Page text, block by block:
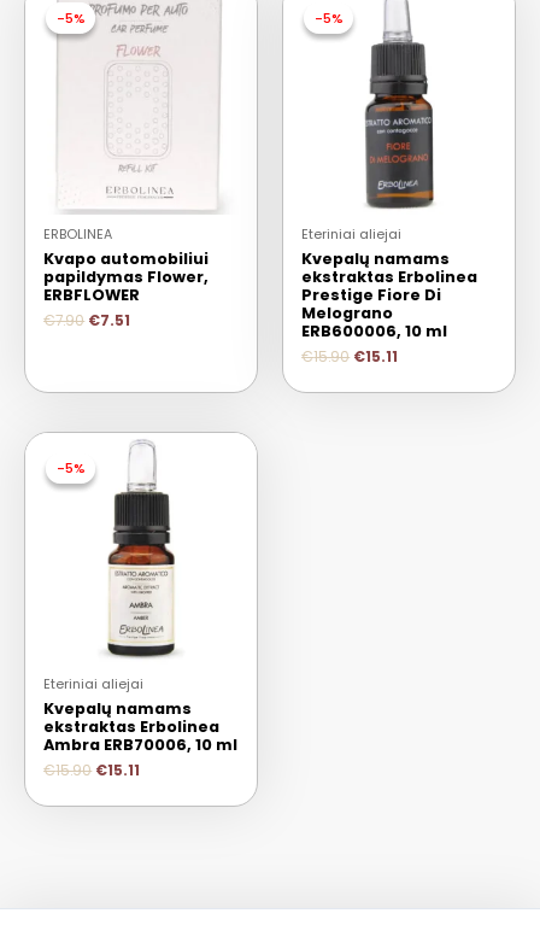
-5%
-5%
ERBOLINEA
Kvapo automobiliui
papildymas Flower,
ERBFLOWER
€7.90 €7.51
-5%
-5%
Eteriniai aliejai
Kvepalų namams
ekstraktas Erbolinea
Prestige Fiore Di
Melograno
ERB600006, 10 ml
€15.90 €15.11
-5%
-5%
Eteriniai aliejai
Kvepalų namams
ekstraktas Erbolinea
Ambra ERB70006, 10 ml
€15.90 €15.11